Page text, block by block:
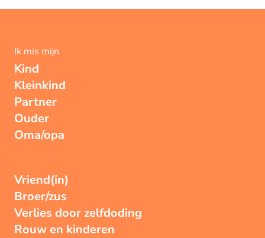
Ik mis mijn
Kind
Kleinkind
Partner
Ouder
Oma/opa
Vriend(in)
Broer/zus
Verlies door zelfdoding
Rouw en kinderen